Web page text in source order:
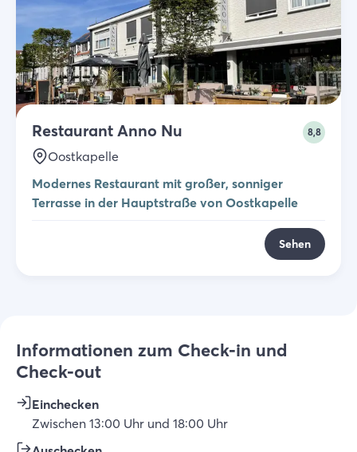
Restaurant Anno Nu 8,8
Oostkapelle
Modernes Restaurant mit großer, sonniger
Terrasse in der Hauptstraße von Oostkapelle
Sehen
Informationen zum Check-in und
Check-out
Einchecken
Zwischen 13:00 Uhr und 18:00 Uhr